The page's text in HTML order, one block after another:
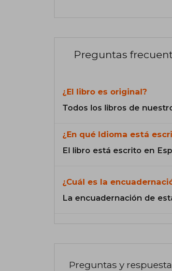
Preguntas
¿El libro es original?
Todos los libros de
¿En qué Idioma está
El libro está escrito en
¿Cuál es la
La encuadernación de
Preguntas y